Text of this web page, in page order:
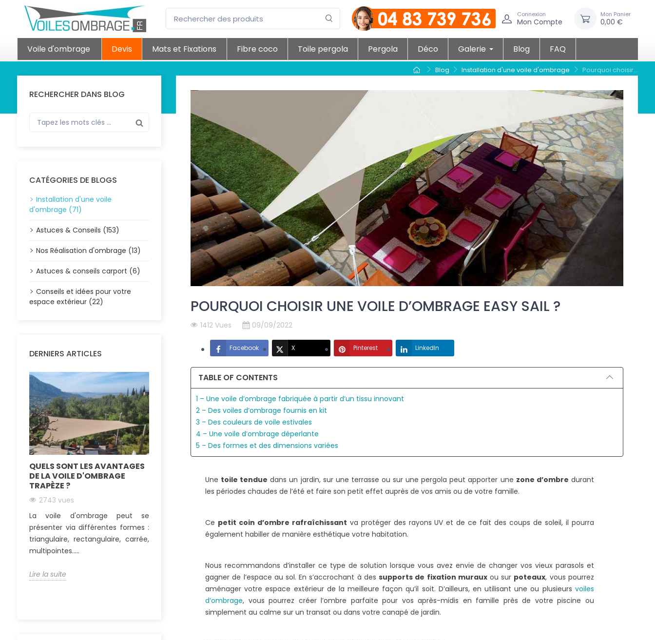
Connexion
Mon Compte
Mon Panier
0,00 €
Voile d'ombrage Devis Mats et Fixations Fibre coco Toile pergola Pergola Déco Galerie Blog FAQ
Blog Installation d'une voile d'ombrage Pourquoi choisir...
RECHERCHER DANS BLOG
CATÉGORIES DE BLOGS
Installation d'une voile
d'ombrage (71)
Astuces & Conseils (153)
Nos Réalisation d'ombrage (13)
Astuces & conseils carport (6)
Conseils et idées pour votre
espace extérieur (22)
DERNIERS ARTICLES
QUELS SONT LES AVANTAGES
DE LA VOILE D'OMBRAGE
TRAPÈZE ?
2743 vues
La voile d'ombrage peut se
présenter via différentes formes :
triangulaire, rectangulaire, carrée,
multipointes.....
Lire la suite
PERGOLA EN BOIS AU SOL ?
2573 vues
choisissent aujourd'hui d'installer
une pergola bois au sol pour leur
terrasse. Ainsi, ils...
PINCE À SERTIR ?
2202 vues
de votre voile d'ombrage,
l'utilisation d'une pince est le choix
le plus logique....
Lire la suite
D'OMBRAGE ?
2733 vues
d'ombrage, il est nécessaire de
bien la tendre pour améliorer sa
Lire la suite
AUTORISATIONS
NÉCESSAIRES POUR
Pour l'installation des
Ces documents
Lire la suite
POURQUOI CHOISIR UNE VOILE D’OMBRAGE EASY SAIL ?
1412 Vues 09/09/2022
Facebook X Pinterest LinkedIn
TABLE OF CONTENTS
1 – Une voile d’ombrage fabriquée à partir d’un tissu innovant
2 – Des voiles d’ombrage fournis en kit
3 – Des couleurs de voile estivales
4 – Une voile d’ombrage déperlante
5 – Des formes et des dimensions variées
Une toile tendue dans un jardin, sur une terrasse ou sur une pergola peut apporter une zone d’ombre durant
les périodes chaudes de l’été et faire son petit effet auprès de vos amis ou de votre famille.
Ce petit coin d’ombre rafraîchissant va protéger des rayons UV et de ce fait des coups de soleil, il pourra
également habiller de manière esthétique votre habitation.
Nous recommandons d’installer ce type de solution lorsque vous avez envie de changer vos vieux parasols et
gagner de l’espace au sol. En s’accrochant à dessupports de fixation murauxou sur poteaux, vous pourrez
aménager votre espace extérieur de la meilleure façon qu’il soit. D’ailleurs, en utilisant une ou plusieurs voiles
d’ombrage, vous pourrez créer l’ombre parfaite pour vos après-midis en famille près de votre piscine ou
simplement au calme sur un transat ou dans votre canapé de jardin.